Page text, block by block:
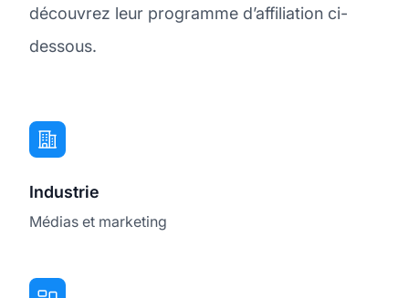
découvrez leur programme d’affiliation ci-
dessous.
Industrie
Médias et marketing